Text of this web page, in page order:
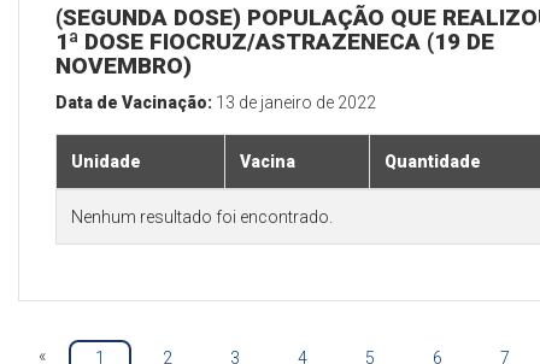
(SEGUNDA DOSE) POPULAÇÃO QUE
1ª DOSE FIOCRUZ/ASTRAZENECA (19 DE
NOVEMBRO)
Data de Vacinação: 13 de janeiro de 2022
Unidade Vacina Quantidade
Nenhum resultado foi encontrado.
« 1 2 3 4 5 6 7